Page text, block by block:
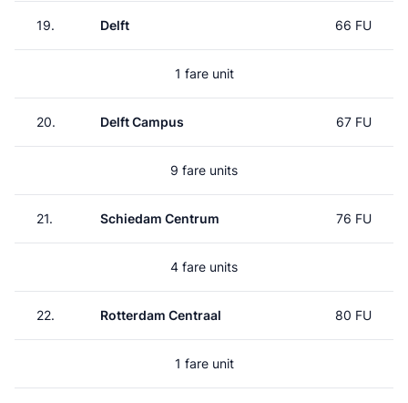
19. Delft 66 FU
1 fare unit
20. Delft Campus 67 FU
9 fare units
21. Schiedam Centrum 76 FU
4 fare units
22. Rotterdam Centraal 80 FU
1 fare unit